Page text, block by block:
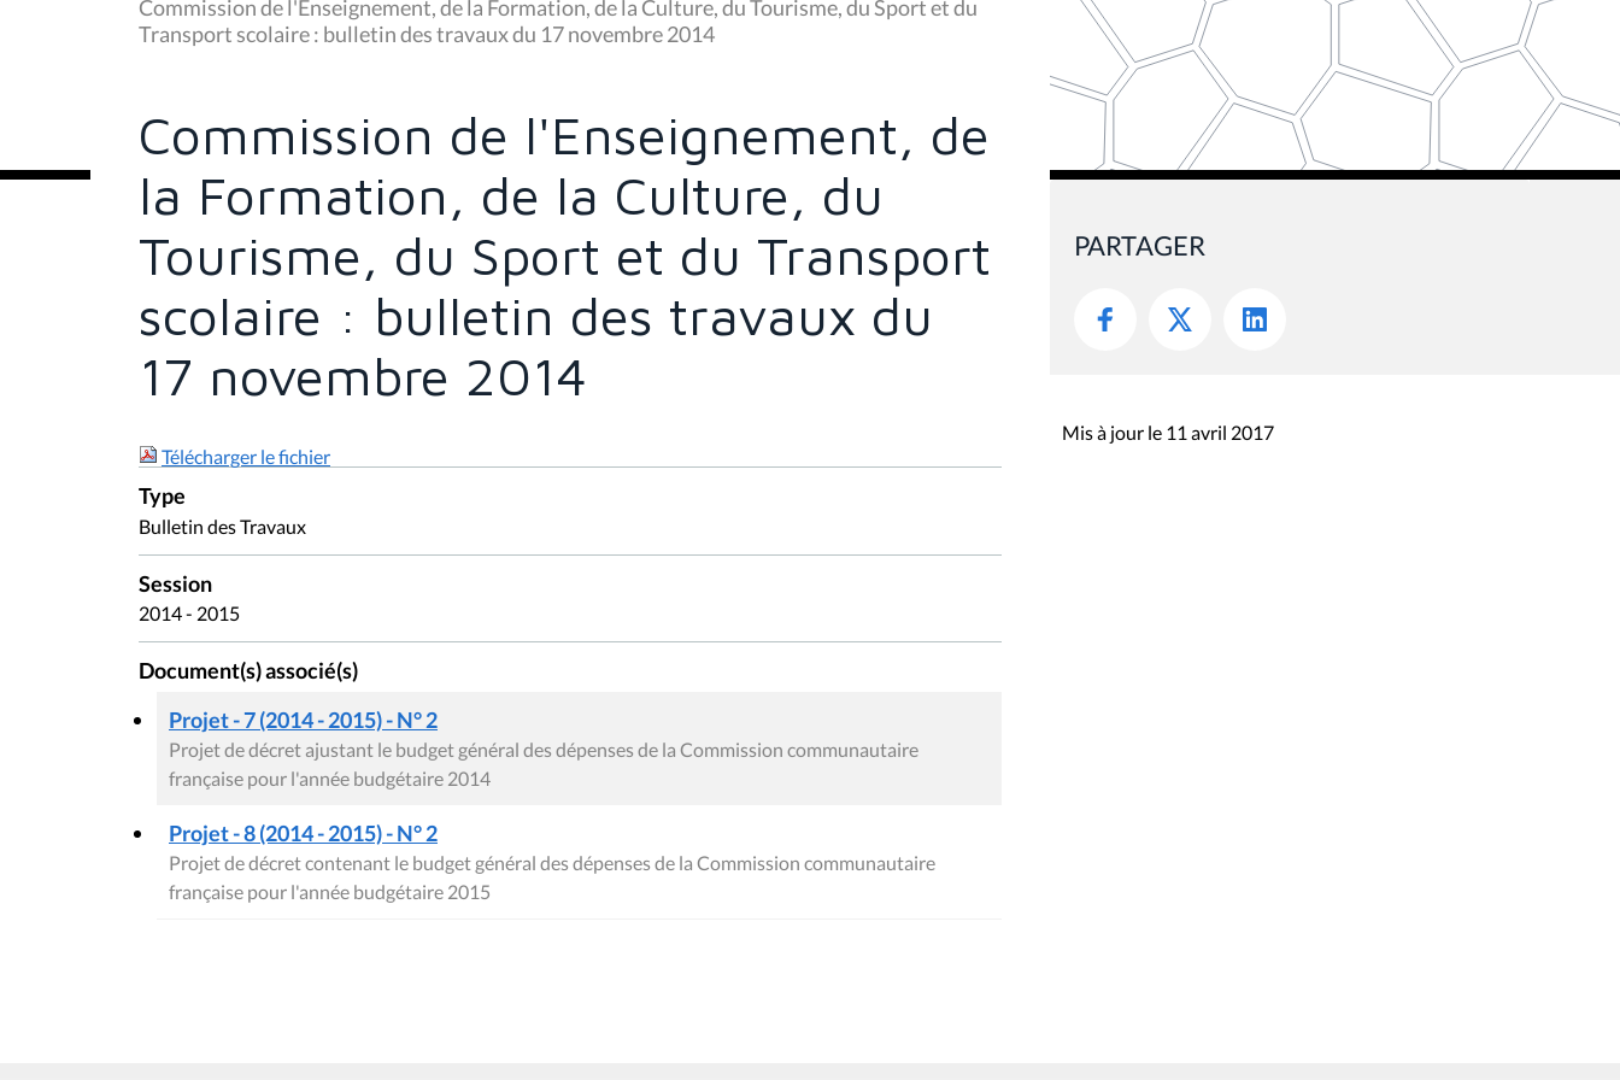
s
ê
c
:
Commission de l'Enseignement, de la Formation, de la Culture, du Tourisme, du Sport et du
Transport scolaire : bulletin des travaux du 17 novembre 2014
Commission de l'Enseignement, de
la Formation, de la Culture, du
Tourisme, du Sport et du Transport
scolaire : bulletin des travaux du
17 novembre 2014
Télécharger le fichier
Type
Bulletin des Travaux
Session
2014 - 2015
Document(s) associé(s)
Projet - 7 (2014 - 2015) - N° 2
Projet de décret ajustant le budget général des dépenses de la Commission communautaire
française pour l'année budgétaire 2014
Projet - 8 (2014 - 2015) - N° 2
Projet de décret contenant le budget général des dépenses de la Commission communautaire
française pour l'année budgétaire 2015
PARTAGER
Mis à jour le 11 avril 2017